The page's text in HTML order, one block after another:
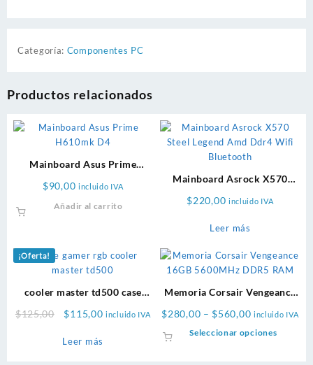
Categoría: Componentes PC
Productos relacionados
Mainboard Asus Prime
$90,00 incluido IVA
Añadir al carrito
Mainboard Asrock X570
Bluetooth
$220,00 incluido IVA
Leer más
¡Oferta!
cooler master td500 case
$125,00
Original
was:
$115,00Current
incluido IVA
Leer más
Memoria Corsair Vengeance
$280,00 – $560,00Price
range:
incluido IVA
Seleccionar opcionesEste